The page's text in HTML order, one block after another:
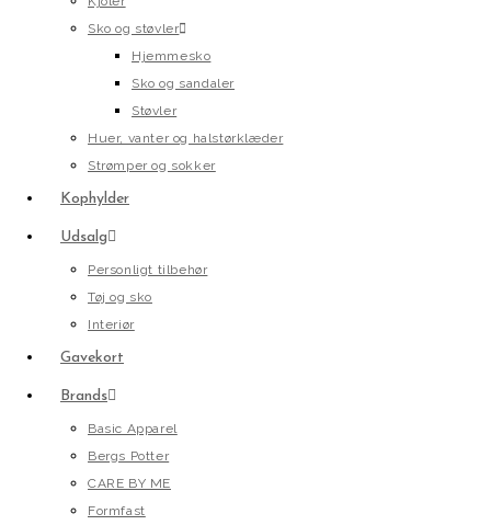
Sko og støvler
Hjemmesko
Sko og sandaler
Støvler
Huer, vanter og halstørklæder
Strømper og sokker
Kophylder
Udsalg
Personligt tilbehør
Tøj og sko
Interiør
Gavekort
Brands
Basic Apparel
Bergs Potter
CARE BY ME
Formfast